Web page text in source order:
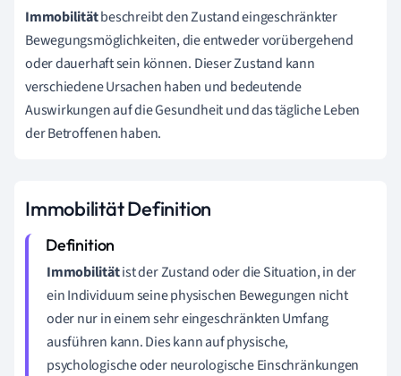
Immobilitätbeschreibt den Zustand eingeschränkter
Bewegungsmöglichkeiten, die entweder vorübergehend
oder dauerhaft sein können. Dieser Zustand kann
verschiedene Ursachen haben und bedeutende
Auswirkungen auf die Gesundheit und das tägliche Leben
der Betroffenen haben.
Immobilität Definition
Immobilitätist der Zustand oder die Situation, in der
ein Individuum seine physischen Bewegungen nicht
oder nur in einem sehr eingeschränkten Umfang
ausführen kann. Dies kann auf physische,
psychologische oder neurologische Einschränkungen